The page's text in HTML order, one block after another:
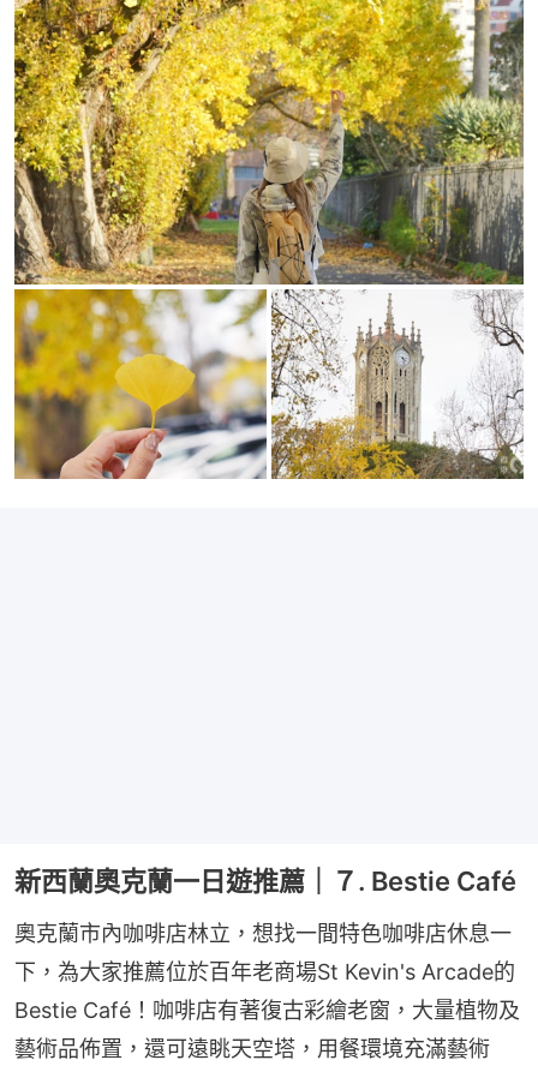
新西蘭奧克蘭一日遊推薦｜７. Bestie Café
奧克蘭市內咖啡店林立，想找一間特色咖啡店休息一
下，為大家推薦位於百年老商場St Kevin's Arcade的
Bestie Café！咖啡店有著復古彩繪老窗，大量植物及
藝術品佈置，還可遠眺天空塔，用餐環境充滿藝術